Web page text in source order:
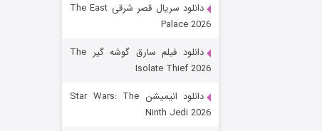
دانلود سریال قصر شرقی The East
Palace 2026
دانلود فیلم سارق گوشه گیر The
Isolate Thief 2026
دانلود انیمیشن Star Wars: The
Ninth Jedi 2026